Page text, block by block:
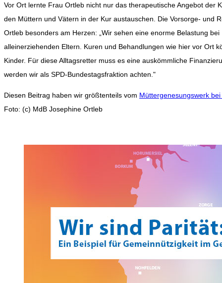
Vor Ort lernte Frau Ortleb nicht nur das therapeutische Angebot der
den Müttern und Vätern in der Kur austauschen. Die Vorsorge- und
Ortleb besonders am Herzen: „Wir sehen eine enorme Belastung
alleinerziehenden Eltern. Kuren und Behandlungen wie hier vor Ort
Kinder. Für diese Alltagsretter muss es eine auskömmliche
werden wir als SPD-Bundestagsfraktion achten."
Diesen Beitrag haben wir größtenteils vom Müttergenesungswerk
Foto: (c) MdB Josephine Ortleb